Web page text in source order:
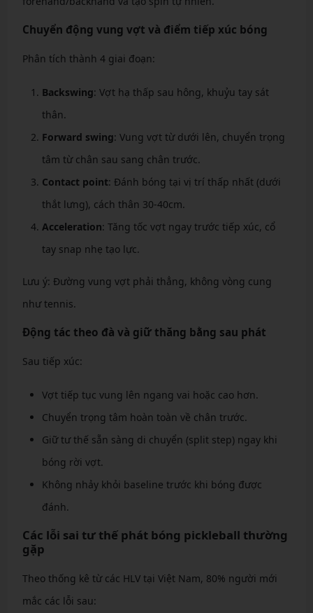
Chuyển động vung vợt và điểm tiếp xúc bóng
Phân tích thành 4 giai đoạn:
Backswing: Vợt hạ thấp sau hông, khuỷu tay sát
thân.
Forward swing: Vung vợt từ dưới lên, chuyển trọng
tâm từ chân sau sang chân trước.
Contact point: Đánh bóng tại vị trí thấp nhất (dưới
thắt lưng), cách thân 30-40cm.
Acceleration: Tăng tốc vợt ngay trước tiếp xúc, cổ
tay snap nhẹ tạo lực.
Lưu ý: Đường vung vợt phải thẳng, không vòng cung
như tennis.
Động tác theo đà và giữ thăng bằng sau phát
Sau tiếp xúc:
Vợt tiếp tục vung lên ngang vai hoặc cao hơn.
Chuyển trọng tâm hoàn toàn về chân trước.
Giữ tư thế sẵn sàng di chuyển (split step) ngay khi
bóng rời vợt.
Không nhảy khỏi baseline trước khi bóng được
đánh.
Các lỗi sai tư thế phát bóng pickleball thường
gặp
Theo thống kê từ các HLV tại Việt Nam, 80% người mới
mắc các lỗi sau: